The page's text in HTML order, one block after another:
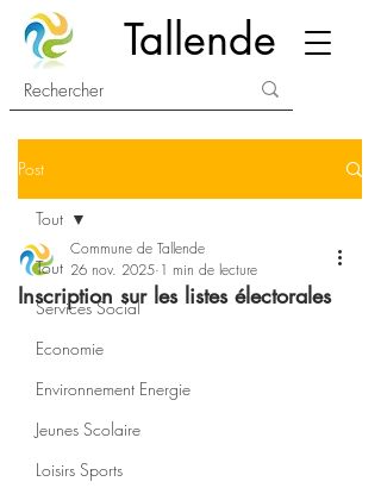
Tallende
Post
Tout
Services Social
Economie
Environnement Energie
Jeunes Scolaire
Loisirs Sports
Tout
Inscription sur les listes électorales
Commune de Tallende
26 nov. 2025 1 min de lecture